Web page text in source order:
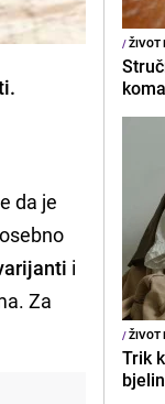
da je
i
Za
/ŽIVOT
/ŽIVOT
Trik